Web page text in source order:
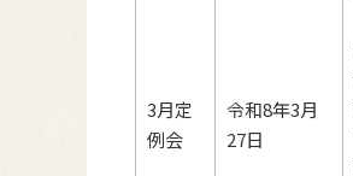
3月定
例会
令和8年3月
27日